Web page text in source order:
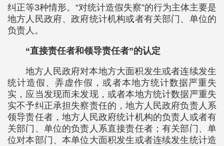
纠正等3种情形。“对统计造假失察”的行为主体主要是
地方人民政府、政府统计机构或者有关部门、单位的
负责人。
“直接责任者和领导责任者”的认定
地方人民政府对本地方大面积发生或者连续发生
统计造假、弄虚作假，或者本地方统计数据严重失
实，应当发现而未发现，或者本地方统计数据严重失
实不予纠正承担失察责任的，地方人民政府负责人系
领导责任者，地方人民政府统计机构的负责人或者有
关部门、单位的负责人系直接责任者；有关部门、单
位对本部门、本单位大面积发生或者连续发生统计造